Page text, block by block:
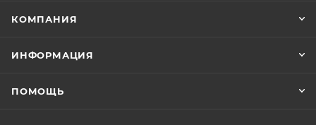
КОМПАНИЯ
ИНФОРМАЦИЯ
ПОМОЩЬ